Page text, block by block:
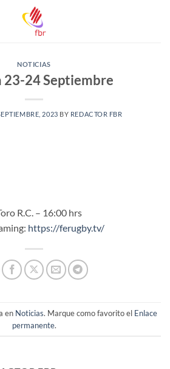
NOTICIAS
23-24 Septiembre
2023 BY REDACTOR FBR
R.C. – 16:00 hrs
https://ferugby.tv/
en Noticias. Marque como favorito el Enlace
permanente.